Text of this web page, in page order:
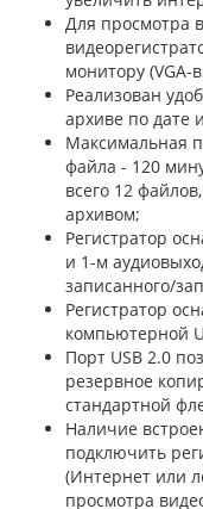
Для просмотра
монитору (VGA-
Реализован
архиве по дате
Максимальная
файла - 120
всего 12
архивом;
Регистратор
и 1-м
записанного/
Регистратор
компьютерной
Порт USB 2.0
резервное
стандартной
Наличие
подключить
(Интернет или
просмотра